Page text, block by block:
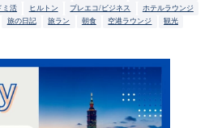
ミ活 ヒルトン プレエコ/ビジネス
ホテルラウンジ
旅の日記 旅ラン 朝食 空港ラウンジ
観光